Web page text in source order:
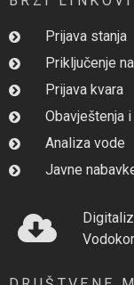
Prijava stanja
Priključenje
Prijava kvara
Obavještenja i
Analiza vode
Javne